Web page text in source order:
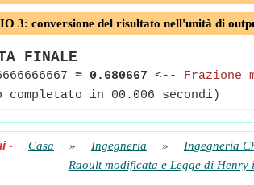
3: conversione del risultato nell'unità di
FINALE
≈ 0.680667 <-- Frazione
completato in 00.006 secondi)
- Casa » Ingegneria » Ingegneria
Raoult modificata e Legge di Henry